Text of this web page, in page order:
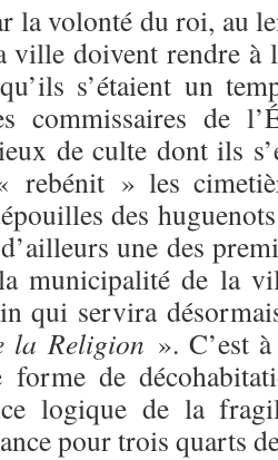
la volonté du roi, au
ville doivent rendre à
s’étaient un
commissaires de
de culte dont ils
rebénit » les
des
une des
municipalité de la
qui servira
la Religion ». C’est
forme de
logique de la
pour trois quarts